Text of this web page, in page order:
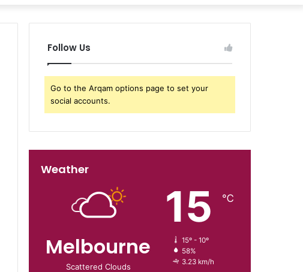
Follow Us
Go to the Arqam options page to set your
social accounts.
Weather
Melbourne
Scattered Clouds
15 ℃
15º - 10º
58%
3.23 km/h